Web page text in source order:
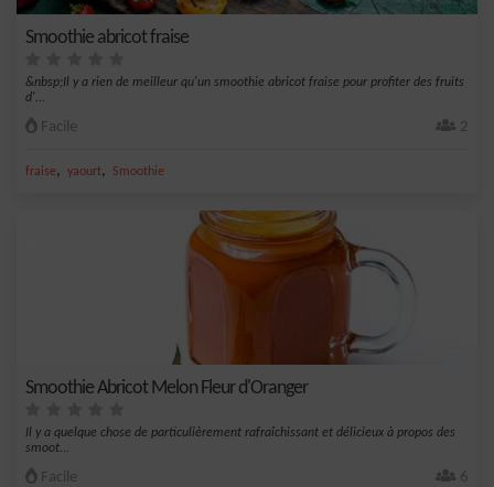
Smoothie abricot fraise
&nbsp;Il y a rien de meilleur qu'un smoothie abricot fraise pour profiter des fruits
d'...
Facile 2
fraise, yaourt, Smoothie
Smoothie Abricot Melon Fleur d'Oranger
Il y a quelque chose de particulièrement rafraîchissant et délicieux à propos des
smoot...
Facile 6